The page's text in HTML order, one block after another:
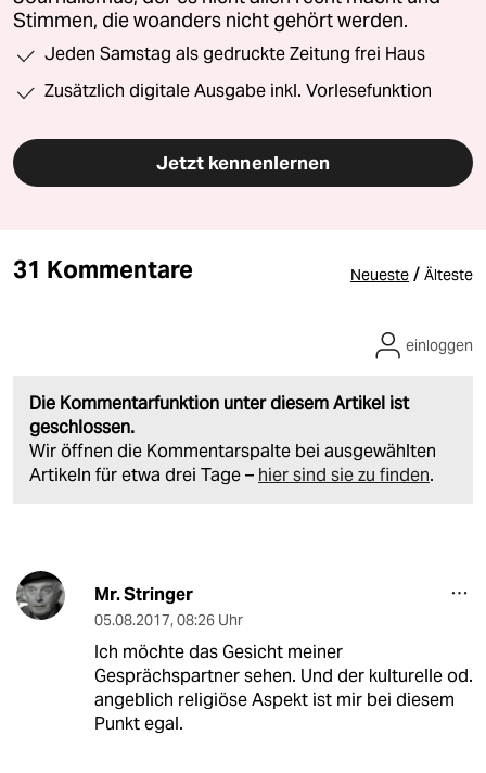
Stimmen, die woanders nicht gehört werden.
Jeden Samstag als gedruckte Zeitung frei Haus
Zusätzlich digitale Ausgabe inkl. Vorlesefunktion
Jetzt kennenlernen
31 Kommentare Neueste / Älteste
Die Kommentarfunktion unter diesem Artikel ist
geschlossen.
Wir öffnen die Kommentarspalte bei ausgewählten
Artikeln für etwa drei Tage – hier sind sie zu finden.
einloggen
Mr. Stringer
05.08.2017, 08:26 Uhr
Ich möchte das Gesicht meiner
Gesprächspartner sehen. Und der kulturelle od.
angeblich religiöse Aspekt ist mir bei diesem
Punkt egal.